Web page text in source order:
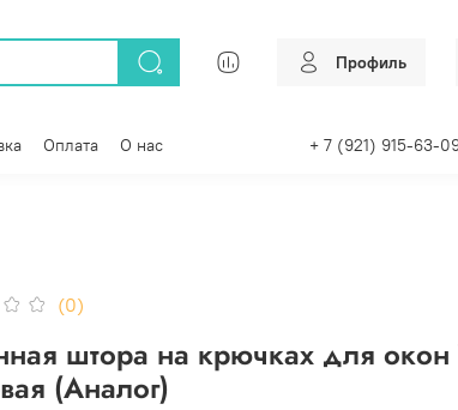
Профиль
Оплата О нас + 7 (921) 915-63-
(0)
штора на крючках для окон
(Аналог)